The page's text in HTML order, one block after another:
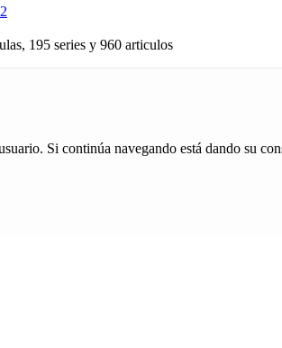
195 series y 960 articulos
Si continúa navegando está dando su